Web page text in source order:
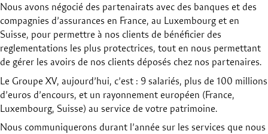
Nous avons négocié des partenairats avec des banques et des
compagnies d’assurances en France, au Luxembourg et en
Suisse, pour permettre à nos clients de bénéficier des
reglementations les plus protectrices, tout en nous permettant
de gérer les avoirs de nos clients déposés chez nos partenaires.
Le Groupe XV, aujourd’hui, c’est : 9 salariés, plus de 100 millions
d’euros d’encours, et un rayonnement européen (France,
Luxembourg, Suisse) au service de votre patrimoine.
Nous communiquerons durant l’année sur les services que nous